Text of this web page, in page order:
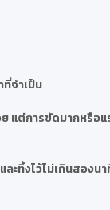
จำเป็น
ต่การขัดมากหรือแ
ทิ้งไว้ไม่เกินสองน